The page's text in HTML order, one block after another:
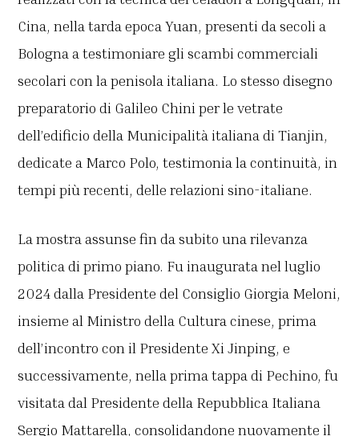
Cina, nella tarda epoca Yuan, presenti da secoli a
Bologna a testimoniare gli scambi commerciali
secolari con la penisola italiana. Lo stesso disegno
preparatorio di Galileo Chini per le vetrate
dell’edificio della Municipalità italiana di Tianjin,
dedicate a Marco Polo, testimonia la continuità, in
tempi più recenti, delle relazioni sino-italiane.
La mostra assunse fin da subito una rilevanza
politica di primo piano. Fu inaugurata nel luglio
2024 dalla Presidente del Consiglio Giorgia Meloni,
insieme al Ministro della Cultura cinese, prima
dell’incontro con il Presidente Xi Jinping, e
successivamente, nella prima tappa di Pechino, fu
visitata dal Presidente della Repubblica Italiana
Sergio Mattarella, consolidandone nuovamente il